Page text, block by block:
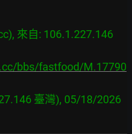
來自: 106.1.227.146
bbs/fastfood/M.17790
臺灣), 05/18/2026